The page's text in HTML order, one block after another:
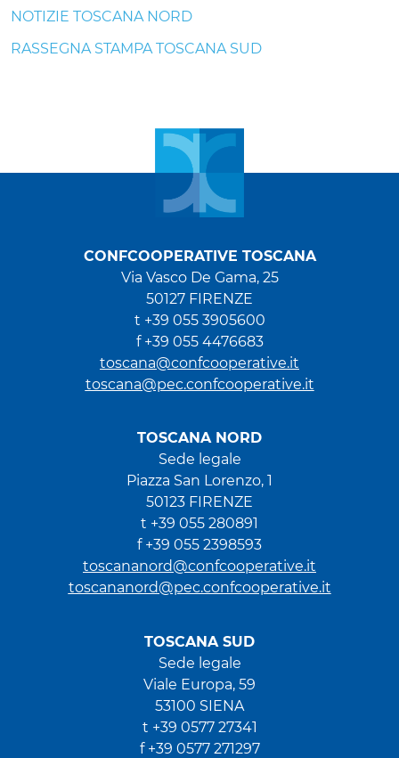
NOTIZIE TOSCANA NORD
RASSEGNA STAMPA TOSCANA SUD
CONFCOOPERATIVE TOSCANA
Via Vasco De Gama, 25
50127 FIRENZE
t +39 055 3905600
f +39 055 4476683
toscana@confcooperative.it
toscana@pec.confcooperative.it
TOSCANA NORD
Sede legale
Piazza San Lorenzo, 1
50123 FIRENZE
t +39 055 280891
f +39 055 2398593
toscananord@confcooperative.it
toscananord@pec.confcooperative.it
TOSCANA SUD
Sede legale
Viale Europa, 59
53100 SIENA
t +39 0577 27341
f +39 0577 271297